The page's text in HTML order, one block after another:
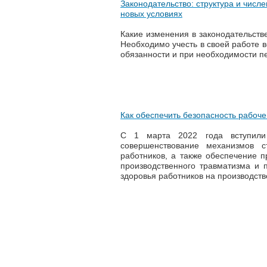
Законодательство: структура и
новых условиях
Какие изменения в
Необходимо учесть в своей работе
обязанности и при необходимости
Как обеспечить безопасность
С 1 марта 2022 года
совершенствование механизмов
работников, а также обеспечение
производственного травматизма
здоровья работников на